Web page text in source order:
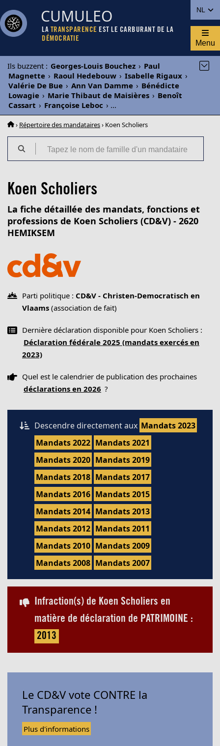
NL
CUMULEO
LA TRANSPARENCE EST LE CARBURANT DE LA
DÉMOCRATIE
Menu
Ils buzzent : Georges-Louis Bouchez › Paul
Magnette › Raoul Hedebouw › Isabelle Rigaux ›
Valérie De Bue › Ann Van Damme › Bénédicte
Lowagie › Marie Thibaut de Maisières › Benoît
Cassart › Françoise Leboc › ...
› Répertoire des mandataires› Koen Scholiers
Koen Scholiers
La fiche détaillée des mandats, fonctions et
professions de Koen Scholiers (CD&V) - 2620
HEMIKSEM
Parti politique : CD&V - Christen-Democratisch en
Vlaams (association de fait)
Dernière déclaration disponible pour Koen Scholiers :
Déclaration fédérale 2025 (mandats exercés en
2023)
Quel est le calendrier de publication des prochaines
déclarations en 2026 ?
Descendre directement aux Mandats 2023
Mandats 2022 Mandats 2021
Mandats 2020 Mandats 2019
Mandats 2018 Mandats 2017
Mandats 2016 Mandats 2015
Mandats 2014 Mandats 2013
Mandats 2012 Mandats 2011
Mandats 2010 Mandats 2009
Mandats 2008 Mandats 2007
Infraction(s) de Koen Scholiers en
matière de déclaration de PATRIMOINE :
2013
Le CD&V vote CONTRE la
Transparence !
Plus d'informations